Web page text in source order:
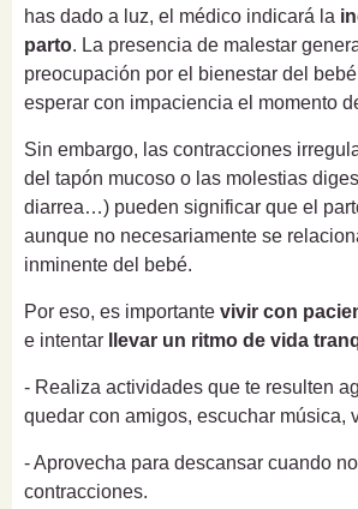
has dado a luz, el médico indicará la
parto. La presencia de malestar
preocupación por el bienestar del
esperar con impaciencia el momento
Sin embargo, las contracciones
del tapón mucoso o las molestias
diarrea…) pueden significar que el
aunque no necesariamente se
inminente del bebé.
Por eso, es importante vivir con
e intentar
llevar un ritmo de vida
- Realiza actividades que te resulten
quedar con amigos, escuchar
- Aprovecha para descansar cuando
contracciones.